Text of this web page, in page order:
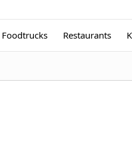
Foodtrucks Restaurants